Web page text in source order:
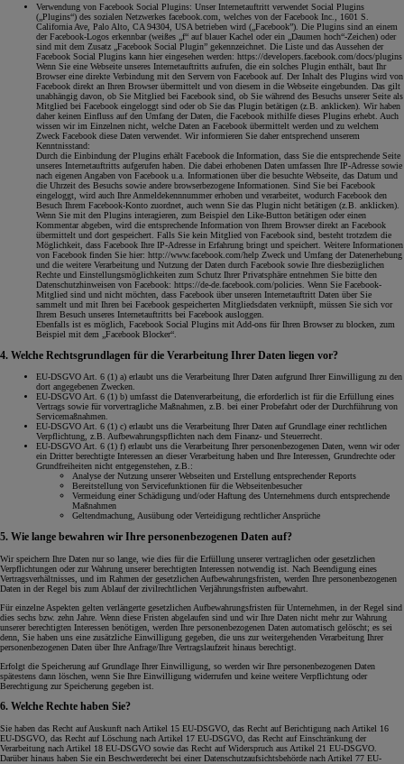
Verwendung von Facebook Social Plugins: Unser Internetauftritt verwendet Social Plugins
(„Plugins“) des sozialen Netzwerkes facebook.com, welches von der Facebook Inc., 1601 S.
California Ave, Palo Alto, CA 94304, USA betrieben wird („Facebook”). Die Plugins sind an einem
der Facebook-Logos erkennbar (weißes „f“ auf blauer Kachel oder ein „Daumen hoch“-Zeichen) oder
sind mit dem Zusatz „Facebook Social Plugin” gekennzeichnet. Die Liste und das Aussehen der
Facebook Social Plugins kann hier eingesehen werden: https://developers.facebook.com/docs/plugins
Wenn Sie eine Webseite unseres Internetauftritts aufrufen, die ein solches Plugin enthält, baut Ihr
Browser eine direkte Verbindung mit den Servern von Facebook auf. Der Inhalt des Plugins wird von
Facebook direkt an Ihren Browser übermittelt und von diesem in die Webseite eingebunden. Das gilt
unabhängig davon, ob Sie Mitglied bei Facebook sind, ob Sie während des Besuchs unserer Seite als
Mitglied bei Facebook eingeloggt sind oder ob Sie das Plugin betätigen (z.B. anklicken). Wir haben
daher keinen Einfluss auf den Umfang der Daten, die Facebook mithilfe dieses Plugins erhebt. Auch
wissen wir im Einzelnen nicht, welche Daten an Facebook übermittelt werden und zu welchem
Zweck Facebook diese Daten verwendet. Wir informieren Sie daher entsprechend unserem
Kenntnisstand:
Durch die Einbindung der Plugins erhält Facebook die Information, dass Sie die entsprechende Seite
unseres Internetauftritts aufgerufen haben. Die dabei erhobenen Daten umfassen Ihre IP-Adresse sowie
nach eigenen Angaben von Facebook u.a. Informationen über die besuchte Webseite, das Datum und
die Uhrzeit des Besuchs sowie andere browserbezogene Informationen. Sind Sie bei Facebook
eingeloggt, wird auch Ihre Anmeldekennnummer erhoben und verarbeitet, wodurch Facebook den
Besuch Ihrem Facebook-Konto zuordnet, auch wenn Sie das Plugin nicht betätigen (z.B. anklicken).
Wenn Sie mit den Plugins interagieren, zum Beispiel den Like-Button betätigen oder einen
Kommentar abgeben, wird die entsprechende Information von Ihrem Browser direkt an Facebook
übermittelt und dort gespeichert. Falls Sie kein Mitglied von Facebook sind, besteht trotzdem die
Möglichkeit, dass Facebook Ihre IP-Adresse in Erfahrung bringt und speichert. Weitere Informationen
von Facebook finden Sie hier: http://www.facebook.com/help Zweck und Umfang der Datenerhebung
und die weitere Verarbeitung und Nutzung der Daten durch Facebook sowie Ihre diesbezüglichen
Rechte und Einstellungsmöglichkeiten zum Schutz Ihrer Privatsphäre entnehmen Sie bitte den
Datenschutzhinweisen von Facebook: https://de-de.facebook.com/policies. Wenn Sie Facebook-
Mitglied sind und nicht möchten, dass Facebook über unseren Internetauftritt Daten über Sie
sammelt und mit Ihren bei Facebook gespeicherten Mitgliedsdaten verknüpft, müssen Sie sich vor
Ihrem Besuch unseres Internetauftritts bei Facebook ausloggen.
Ebenfalls ist es möglich, Facebook Social Plugins mit Add-ons für Ihren Browser zu blocken, zum
Beispiel mit dem „Facebook Blocker“.
4. Welche Rechtsgrundlagen für die Verarbeitung Ihrer Daten liegen vor?
EU-DSGVO Art. 6 (1) a) erlaubt uns die Verarbeitung Ihrer Daten aufgrund Ihrer Einwilligung zu den
dort angegebenen Zwecken.
EU-DSGVO Art. 6 (1) b) umfasst die Datenverarbeitung, die erforderlich ist für die Erfüllung eines
Vertrags sowie für vorvertragliche Maßnahmen, z.B. bei einer Probefahrt oder der Durchführung von
Servicemaßnahmen.
EU-DSGVO Art. 6 (1) c) erlaubt uns die Verarbeitung Ihrer Daten auf Grundlage einer rechtlichen
Verpflichtung, z.B. Aufbewahrungspflichten nach dem Finanz- und Steuerrecht.
EU-DSGVO Art. 6 (1) f) erlaubt uns die Verarbeitung Ihrer personenbezogenen Daten, wenn wir oder
ein Dritter berechtigte Interessen an dieser Verarbeitung haben und Ihre Interessen, Grundrechte oder
Grundfreiheiten nicht entgegenstehen, z.B.:
Analyse der Nutzung unserer Webseiten und Erstellung entsprechender Reports
Bereitstellung von Servicefunktionen für die Webseitenbesucher
Vermeidung einer Schädigung und/oder Haftung des Unternehmens durch entsprechende
Maßnahmen
Geltendmachung, Ausübung oder Verteidigung rechtlicher Ansprüche
5. Wie lange bewahren wir Ihre personenbezogenen Daten auf?
Wir speichern Ihre Daten nur so lange, wie dies für die Erfüllung unserer vertraglichen oder gesetzlichen
Verpflichtungen oder zur Wahrung unserer berechtigten Interessen notwendig ist. Nach Beendigung eines
Vertragsverhältnisses, und im Rahmen der gesetzlichen Aufbewahrungsfristen, werden Ihre personenbezogenen
Daten in der Regel bis zum Ablauf der zivilrechtlichen Verjährungsfristen aufbewahrt.
Für einzelne Aspekten gelten verlängerte gesetzlichen Aufbewahrungsfristen für Unternehmen, in der Regel sind
dies sechs bzw. zehn Jahre. Wenn diese Fristen abgelaufen sind und wir Ihre Daten nicht mehr zur Wahrung
unserer berechtigten Interessen benötigen, werden Ihre personenbezogenen Daten automatisch gelöscht; es sei
denn, Sie haben uns eine zusätzliche Einwilligung gegeben, die uns zur weitergehenden Verarbeitung Ihrer
personenbezogenen Daten über Ihre Anfrage/Ihre Vertragslaufzeit hinaus berechtigt.
Erfolgt die Speicherung auf Grundlage Ihrer Einwilligung, so werden wir Ihre personenbezogenen Daten
spätestens dann löschen, wenn Sie Ihre Einwilligung widerrufen und keine weitere Verpflichtung oder
Berechtigung zur Speicherung gegeben ist.
6. Welche Rechte haben Sie?
Sie haben das Recht auf Auskunft nach Artikel 15 EU-DSGVO, das Recht auf Berichtigung nach Artikel 16
EU-DSGVO, das Recht auf Löschung nach Artikel 17 EU-DSGVO, das Recht auf Einschränkung der
Verarbeitung nach Artikel 18 EU-DSGVO sowie das Recht auf Widerspruch aus Artikel 21 EU-DSGVO.
Darüber hinaus haben Sie ein Beschwerderecht bei einer Datenschutzaufsichtsbehörde nach Artikel 77 EU-